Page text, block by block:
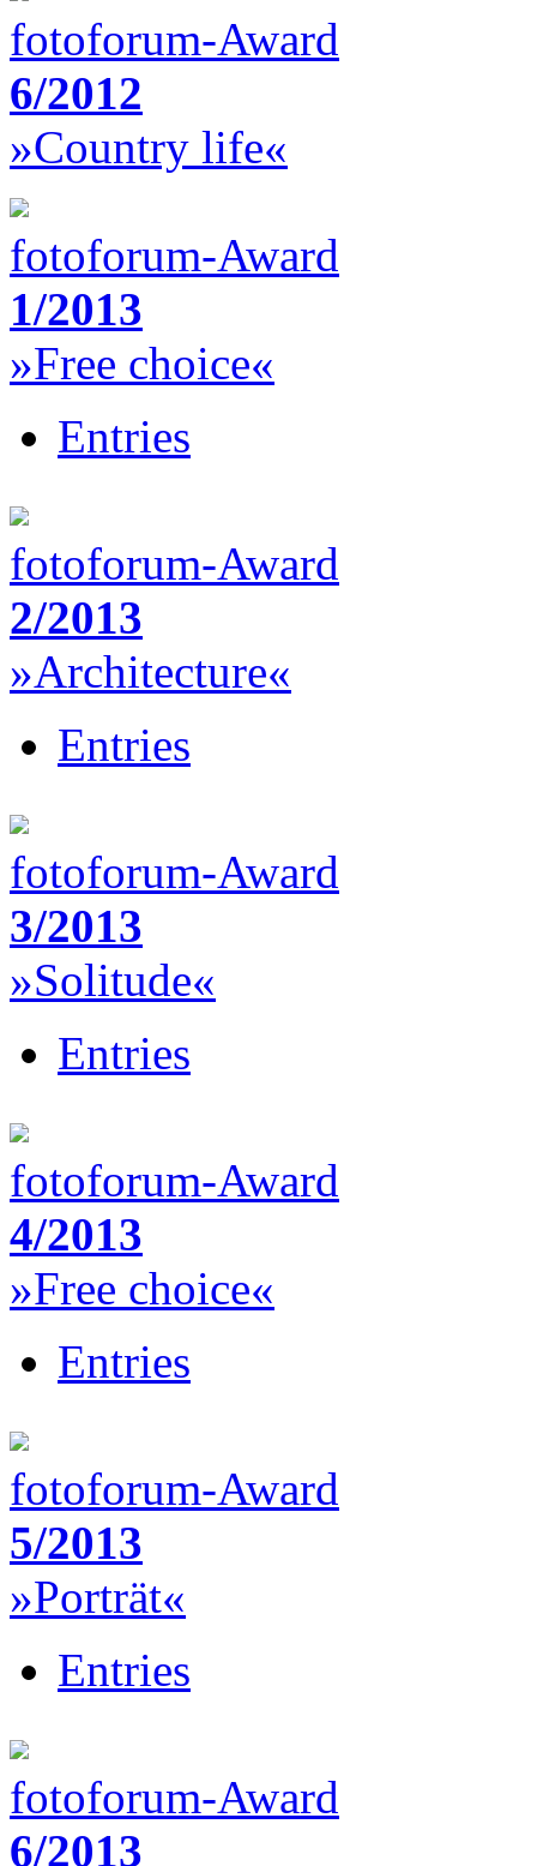
fotoforum-Award
6/2012
»Country life«
fotoforum-Award
1/2013
»Free choice«
Entries
fotoforum-Award
2/2013
»Architecture«
Entries
fotoforum-Award
3/2013
»Solitude«
Entries
fotoforum-Award
4/2013
»Free choice«
Entries
fotoforum-Award
5/2013
»Porträt«
Entries
fotoforum-Award
6/2013